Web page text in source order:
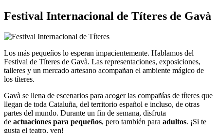
Festival Internacional de Títeres de Gavà
Los más pequeños lo esperan impacientemente. Hablamos del
Festival de Títeres de Gavà. Las representaciones, exposiciones,
talleres y un mercado artesano acompañan el ambiente mágico de
los títeres.
Gavà se llena de escenarios para acoger las compañías de títeres que
llegan de toda Cataluña, del territorio español e incluso, de otras
partes del mundo. Durante un fin de semana, disfruta
de actuaciones para pequeños, pero también para adultos. ¡Si te
gusta el teatro, ven!